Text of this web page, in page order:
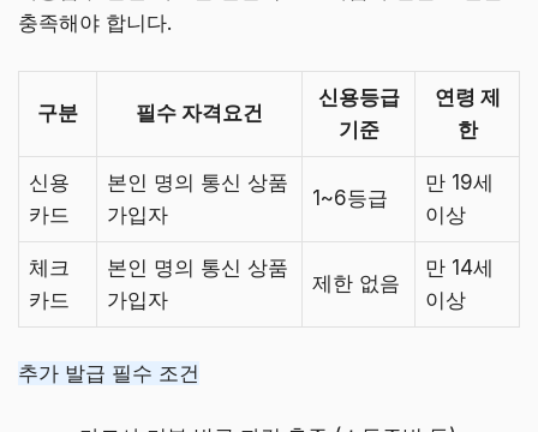
충족해야 합니다.
구분 필수 자격요건
신용등급
기준
연령 제
한
신용
카드
본인 명의 통신 상품
가입자
1~6등급
만 19세
이상
체크
카드
본인 명의 통신 상품
가입자
제한 없음
만 14세
이상
추가 발급 필수 조건